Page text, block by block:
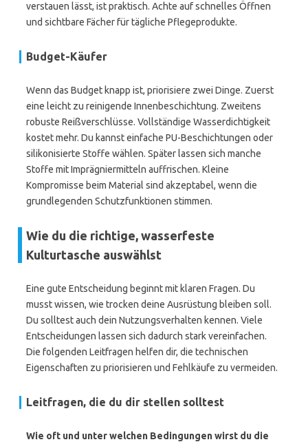
verstauen lässt, ist praktisch. Achte auf schnelles Öffnen
und sichtbare Fächer für tägliche Pflegeprodukte.
Budget-Käufer
Wenn das Budget knapp ist, priorisiere zwei Dinge. Zuerst
eine leicht zu reinigende Innenbeschichtung. Zweitens
robuste Reißverschlüsse. Vollständige Wasserdichtigkeit
kostet mehr. Du kannst einfache PU-Beschichtungen oder
silikonisierte Stoffe wählen. Später lassen sich manche
Stoffe mit Imprägniermitteln auffrischen. Kleine
Kompromisse beim Material sind akzeptabel, wenn die
grundlegenden Schutzfunktionen stimmen.
Wie du die richtige, wasserfeste
Kulturtasche auswählst
Eine gute Entscheidung beginnt mit klaren Fragen. Du
musst wissen, wie trocken deine Ausrüstung bleiben soll.
Du solltest auch dein Nutzungsverhalten kennen. Viele
Entscheidungen lassen sich dadurch stark vereinfachen.
Die folgenden Leitfragen helfen dir, die technischen
Eigenschaften zu priorisieren und Fehlkäufe zu vermeiden.
Leitfragen, die du dir stellen solltest
Wie oft und unter welchen Bedingungen wirst du die